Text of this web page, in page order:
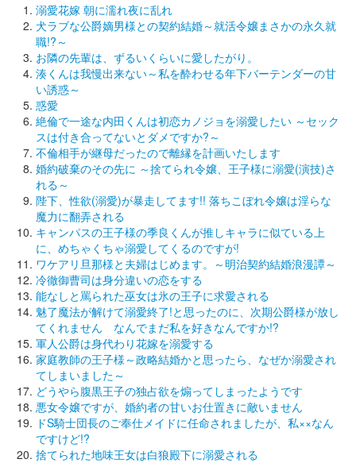
溺愛花嫁 朝に濡れ夜に乱れ
犬ラブな公爵嫡男様との契約結婚～就活令嬢まさかの永久就
職!?～
お隣の先輩は、ずるいくらいに愛したがり。
湊くんは我慢出来ない～私を酔わせる年下バーテンダーの甘
い誘惑～
惑愛
絶倫で一途な内田くんは初恋カノジョを溺愛したい ～セック
スは付き合ってないとダメですか?～
不倫相手が継母だったので離縁を計画いたします
婚約破棄のその先に ～捨てられ令嬢、王子様に溺愛(演技)さ
れる～
陛下、性欲(溺愛)が暴走してます!! 落ちこぼれ令嬢は淫らな
魔力に翻弄される
キャンパスの王子様の季良くんが推しキャラに似ている上
に、めちゃくちゃ溺愛してくるのですが!
ワケアリ旦那様と夫婦はじめます。～明治契約結婚浪漫譚～
冷徹御曹司は身分違いの恋をする
能なしと罵られた巫女は氷の王子に求愛される
魅了魔法が解けて溺愛終了!と思ったのに、次期公爵様が放し
てくれません なんでまだ私を好きなんですか!?
軍人公爵は身代わり花嫁を溺愛する
家庭教師の王子様～政略結婚かと思ったら、なぜか溺愛され
てしまいました～
どうやら腹黒王子の独占欲を煽ってしまったようです
悪女令嬢ですが、婚約者の甘いお仕置きに敵いません
ドS騎士団長のご奉仕メイドに任命されましたが、私××なん
ですけど!?
捨てられた地味王女は白狼殿下に溺愛される